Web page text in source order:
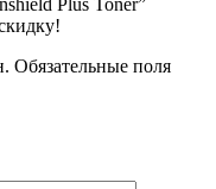
Plus Toner”
Обязательные поля